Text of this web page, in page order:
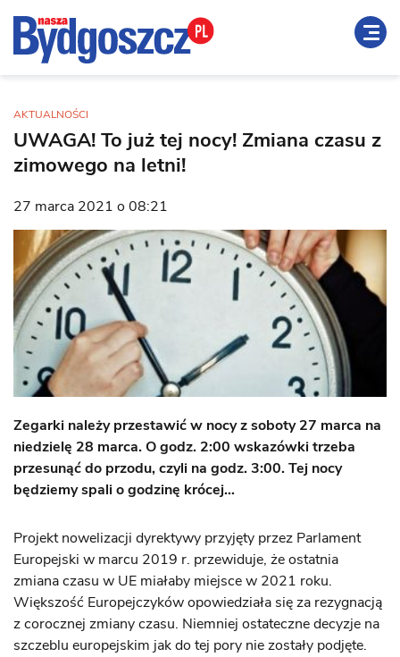
AKTUALNOŚCI
UWAGA! To już tej nocy! Zmiana czasu z
zimowego na letni!
27 marca 2021 o 08:21
Zegarki należy przestawić w nocy z soboty 27 marca na
niedzielę 28 marca. O godz. 2:00 wskazówki trzeba
przesunąć do przodu, czyli na godz. 3:00. Tej nocy
będziemy spali o godzinę krócej…
Projekt nowelizacji dyrektywy przyjęty przez Parlament
Europejski w marcu 2019 r. przewiduje, że ostatnia
zmiana czasu w UE miałaby miejsce w 2021 roku.
Większość Europejczyków opowiedziała się za rezygnacją
z corocznej zmiany czasu. Niemniej ostateczne decyzje na
szczeblu europejskim jak do tej pory nie zostały podjęte.